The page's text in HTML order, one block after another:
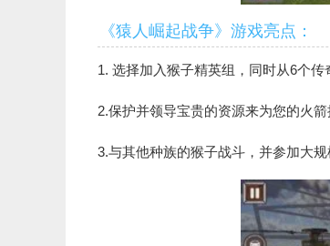
《猿人崛起战争》游戏亮点：
1. 选择加入猴子精英组，同时从6个传
2.保护并领导宝贵的资源来为您的火箭
3.与其他种族的猴子战斗，并参加大规